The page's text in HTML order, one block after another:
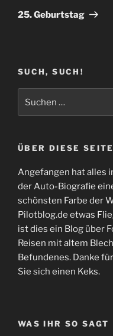
Beitrag
25. Geburtstag
SUCH, SUCH!
nach:
ÜBER DIESE SEITE
Angefangen hat alles
der Auto-Biografie
schönsten Farbe der
Pilotblog.de etwas
ist dies ein Blog über
Reisen mit altem
Befundenes. Danke
Sie sich einen Keks.
WAS IHR SO SAGT